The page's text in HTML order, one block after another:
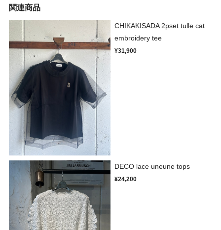
関連商品
CHIKAKISADA 2pset tulle cat
embroidery tee
¥31,900
DECO lace uneune tops
¥24,200